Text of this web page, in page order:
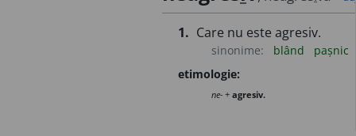
1. Care nu este agresiv.
sinonime: blând pașnic
etimologie:
ne- + agresiv.